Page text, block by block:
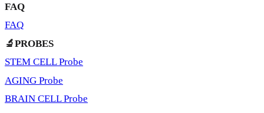
FAQ
FAQ
🔬PROBES
STEM CELL Probe
AGING Probe
BRAIN CELL Probe